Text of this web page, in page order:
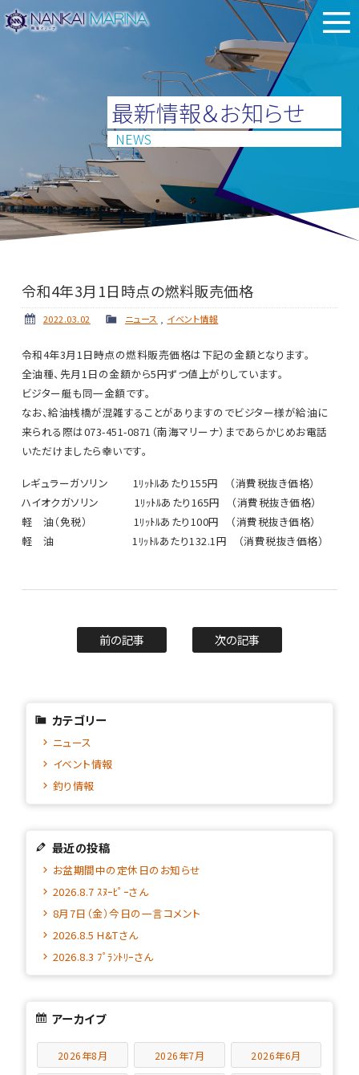
最新情報＆お知らせ
NEWS
令和4年3月1日時点の燃料販売価格
2022.03.02 ニュース イベント情報
令和4年3月1日時点の燃料販売価格は下記の金額となります。
全油種、先月1日の金額から5円ずつ値上がりしています。
ビジター艇も同一金額です。
なお、給油桟橋が混雑することがありますのでビジター様が給油に
来られる際は073-451-0871（南海マリーナ）まであらかじめお電話
いただけましたら幸いです。
レギュラーガソリン 1ﾘｯﾄﾙあたり155円 （消費税抜き価格）
ハイオクガソリン 1ﾘｯﾄﾙあたり165円 （消費税抜き価格）
軽 油（免税） 1ﾘｯﾄﾙあたり100円 （消費税抜き価格）
軽 油 1ﾘｯﾄﾙあたり132.1円 （消費税抜き価格）
前の記事 次の記事
カテゴリー
ニュース
イベント情報
釣り情報
最近の投稿
お盆期間中の定休日のお知らせ
2026.8.7 ｽﾇｰﾋﾟｰさん
8月7日（金）今日の一言コメント
2026.8.5 H&Tさん
2026.8.3 ﾌﾟﾗﾝﾄﾘｰさん
アーカイブ
2026年8月 2026年7月 2026年6月